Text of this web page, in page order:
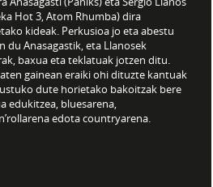
Hot 3, Atom Rhumba) dira
kideak. Perkusioa jo eta abestu
du Anasagastik, eta Llanosek
baxua eta teklatuak jotzen ditu.
gainean eraiki ohi dituzte kantuak
dute horietako bakoitzak bere
edukitzea, bluesarena,
edota countryarena.